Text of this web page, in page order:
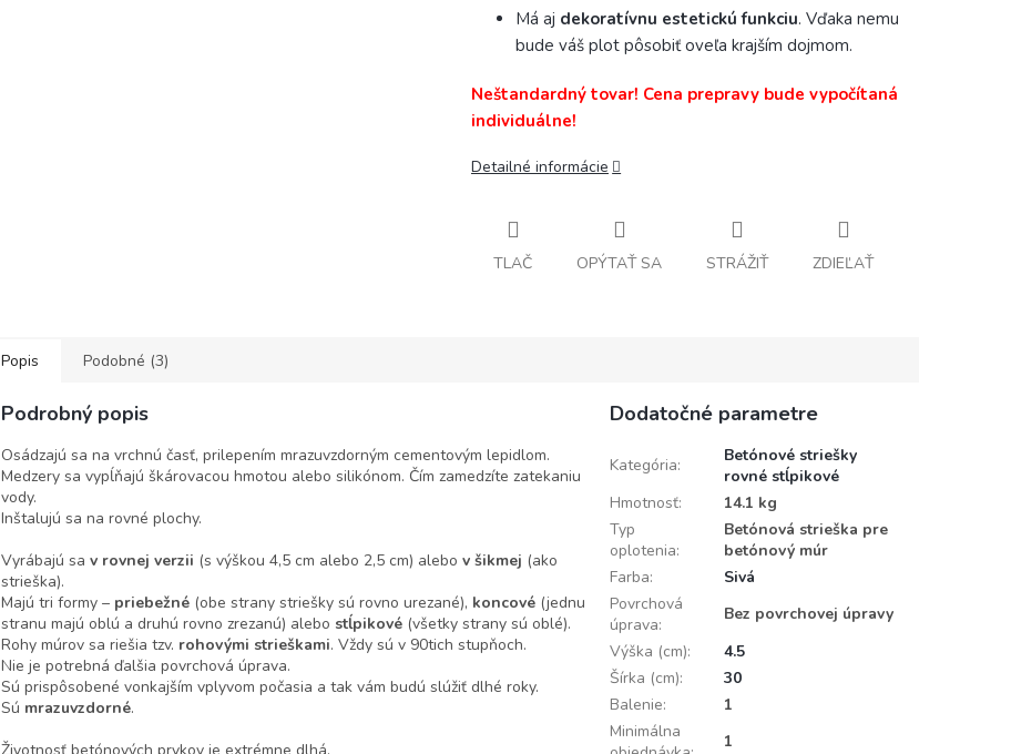
Má aj dekoratívnu estetickú funkciu. Vďaka nemu
bude váš plot pôsobiť oveľa krajším dojmom.
Neštandardný tovar! Cena prepravy bude vypočítaná
individuálne!
Detailné informácie
TLAČ OPÝTAŤ SA STRÁŽIŤ ZDIEĽAŤ
Popis Podobné (3)
Podrobný popis
Osádzajú sa na vrchnú časť, prilepením mrazuvzdorným cementovým lepidlom.
Medzery sa vypĺňajú škárovacou hmotou alebo silikónom. Čím zamedzíte zatekaniu
vody.
Inštalujú sa na rovné plochy.
Vyrábajú sa v rovnej verzii (s výškou 4,5 cm alebo 2,5 cm) alebo v šikmej (ako
strieška).
Majú tri formy – priebežné (obe strany striešky sú rovno urezané), koncové (jednu
stranu majú oblú a druhú rovno zrezanú) alebo stĺpikové (všetky strany sú oblé).
Rohy múrov sa riešia tzv. rohovými strieškami. Vždy sú v 90tich stupňoch.
Nie je potrebná ďalšia povrchová úprava.
Sú prispôsobené vonkajším vplyvom počasia a tak vám budú slúžiť dlhé roky.
Sú mrazuvzdorné.
Dodatočné parametre
Kategória:
Betónové striešky
rovné stĺpikové
Hmotnosť:
14.1 kg
Typ
oplotenia:
Betónová strieška pre
betónový múr
Farba:
Sivá
Povrchová
úprava:
Bez povrchovej úpravy
Výška (cm):
4.5
Šírka (cm):
30
Balenie:
1
Minimálna
1